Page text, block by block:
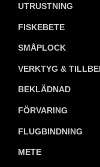
UTRUSTNING
FISKEBETE
SMÅPLOCK
VERKTYG &
BEKLÄDNAD
FÖRVARING
FLUGBINDNING
METE